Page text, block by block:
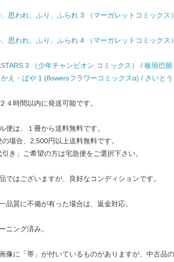
思われ、ふり、ふられ 3 （マーガレットコミックス
思われ、ふり、ふられ 4 （マーガレットコミックス
3 （少年チャンピオン コミックス） / 板垣巴
え・ばや 1 (flowersフラワーコミックスα) / さいと
４時間以内に発送可能です。
便は、１冊から送料無料です。
場合、2,500円以上送料無料です。
き」ご希望の方は宅急便をご選択下さい。
ではございますが、良好なコンディションです。
品質に不備が有った場合は、返金対応。
ニング済み。
像に「帯」が付いているものがありますが、中古品